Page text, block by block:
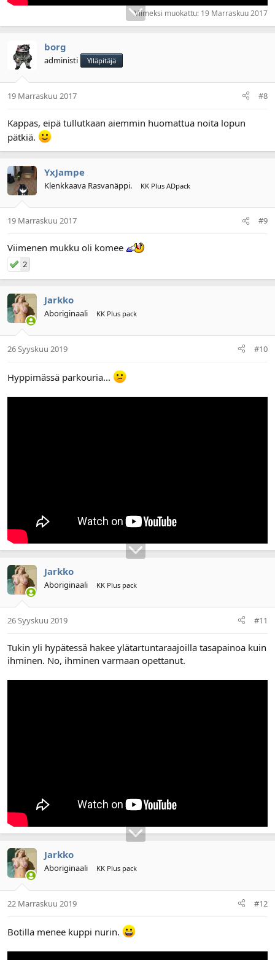
Viimeksi muokattu: 19 Marraskuu 2017
borg
administi Ylläpitäjä
19 Marraskuu 2017 #8
Kappas, eipä tullutkaan aiemmin huomattua noita lopun
pätkiä.
YxJampe
Klenkkaava Rasvanäppi. KK Plus ADpack
19 Marraskuu 2017 #9
Viimenen mukku oli komee
2
Jarkko
Aboriginaali KK Plus pack
26 Syyskuu 2019 #10
Hyppimässä parkouria...
Jarkko
Aboriginaali KK Plus pack
26 Syyskuu 2019 #11
Tukin yli hypätessä hakee ylätartuntaraajoilla tasapainoa kuin
ihminen. No, ihminen varmaan opettanut.
Jarkko
Aboriginaali KK Plus pack
22 Marraskuu 2019 #12
Botilla menee kuppi nurin.